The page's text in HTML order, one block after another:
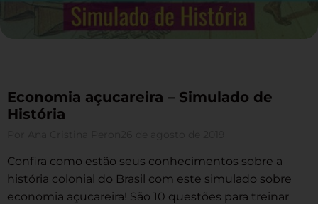
Economia açucareira – Simulado de
História
Confira como estão seus conhecimentos sobre a
história colonial do Brasil com este simulado sobre
economia açucareira! São 10 questões para treinar